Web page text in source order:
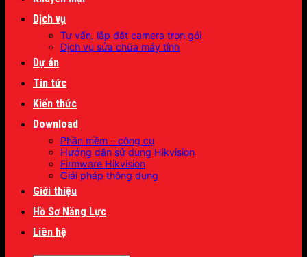
Dịch vụ
Tư vấn, lắp đặt camera trọn gói
Dịch vụ sửa chữa máy tính
Dự án
Tin tức
Kiến thức
Download
Phần mềm – công cụ
Hướng dẫn sử dụng Hikvision
Firmware Hikvision
Giải pháp thông dụng
Giới thiệu
Hồ Sơ Năng Lực
Liên hệ